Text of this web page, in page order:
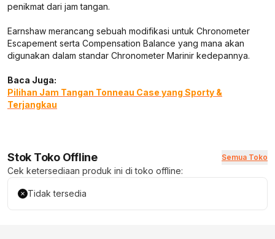
penikmat dari jam tangan.
Earnshaw merancang sebuah modifikasi untuk Chronometer
Escapement serta Compensation Balance yang mana akan
digunakan dalam standar Chronometer Marinir kedepannya.
Baca Juga:
Pilihan Jam Tangan Tonneau Case yang Sporty &
Terjangkau
Stok Toko Offline Semua Toko
Cek ketersediaan produk ini di toko offline:
Tidak tersedia